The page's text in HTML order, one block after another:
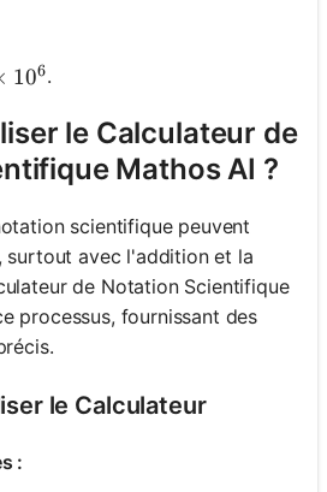
10^6
106.
le Calculateur de
Mathos AI ?
scientifique peuvent
surtout avec l'addition et la
de Notation Scientifique
processus, fournissant des
le Calculateur
: